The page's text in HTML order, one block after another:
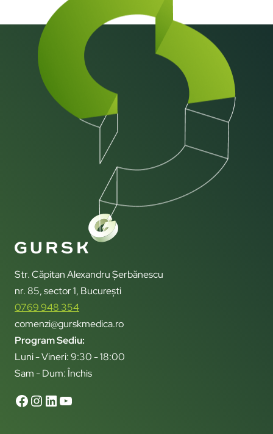
Str. Căpitan Alexandru Șerbănescu
nr. 85, sector 1, București
0769 948 354
comenzi@gurskmedica.ro
Program Sediu:
Luni - Vineri: 9:30 - 18:00
Sam - Dum: Închis